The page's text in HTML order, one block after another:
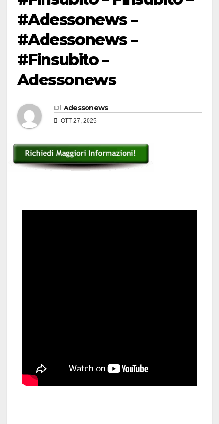
#Adessonews –
#Adessonews –
#Finsubito –
Adessonews
Di Adessonews
OTT 27, 2025